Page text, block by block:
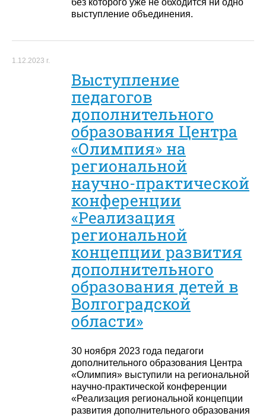
выступление объединения.
1.12.2023 г.
Выступление
педагогов
дополнительного
образования Центра
«Олимпия» на
региональной
научно-практической
конференции
«Реализация
региональной
концепции развития
дополнительного
образования детей в
Волгоградской
области»
30 ноября 2023 года педагоги
дополнительного образования Центра
«Олимпия» выступили на региональной
научно-практической конференции
«Реализация региональной концепции
развития дополнительного образования